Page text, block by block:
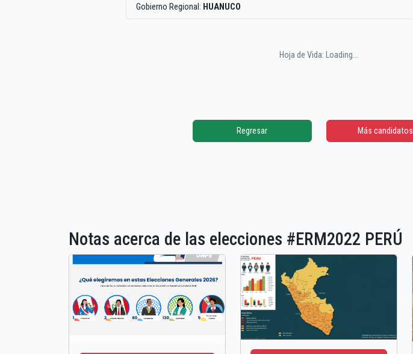
Gobierno Regional: HUANUCO
Hoja de Vida: Loading...
Regresar Más candidatos
Notas acerca de las elecciones #ERM2022 PERÚ